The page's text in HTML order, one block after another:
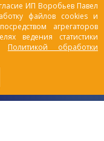
ИП Воробьев Павел
файлов cookies и
агрегаторов
ведения статистики
Политикой обработки